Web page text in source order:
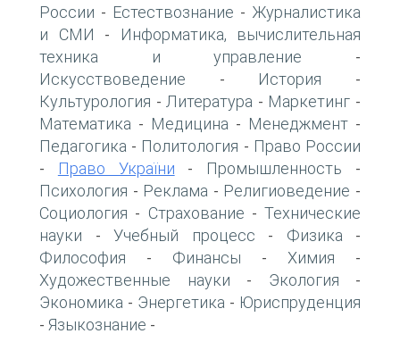
России - Естествознание - Журналистика
и СМИ -
Информатика, вычислительная
техника и управление -
Искусствоведение - История -
Культурология - Литература - Маркетинг -
Математика - Медицина - Менеджмент -
Педагогика - Политология - Право России
- Право України - Промышленность -
Психология - Реклама - Религиоведение -
Социология - Страхование - Технические
науки - Учебный процесс - Физика -
Философия - Финансы - Химия -
Художественные науки - Экология -
Экономика - Энергетика - Юриспруденция
- Языкознание -